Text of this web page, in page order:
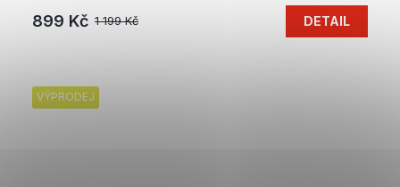
1 199 Kč
899 Kč DETAIL
VÝPRODEJ